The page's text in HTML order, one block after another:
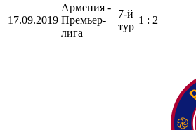
17.09.2019
Армения -
Премьер-
лига
7-й
тур
1 : 2